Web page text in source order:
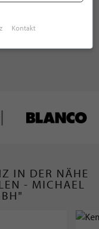
IN DER NÄHE
- MICHAEL
Kontakt